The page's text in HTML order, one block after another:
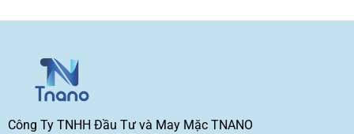
Công Ty TNHH Đầu Tư và May Mặc TNANO